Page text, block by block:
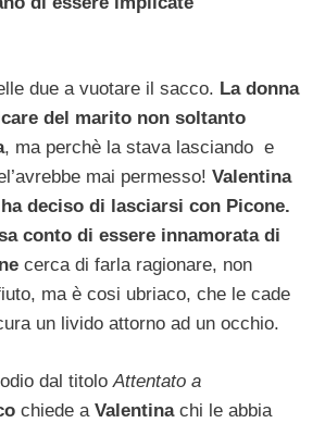
due a vuotare il sacco. La donna
del marito non soltanto
, ma perchè la stava lasciando e
mai permesso! Valentina
ha deciso di lasciarsi con Picone.
conto di essere innamorata di
cerca di farla ragionare, non
ma è cosi ubriaco, che le cade
un livido attorno ad un occhio.
dal titoloAttentato a
chiede a Valentinachi le abbia